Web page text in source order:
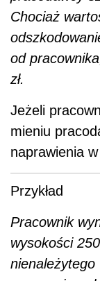
Chociaż
od
zł.
Jeżeli
mieniu
naprawienia
Przykład
Pracownik
wysokości
nienależytego